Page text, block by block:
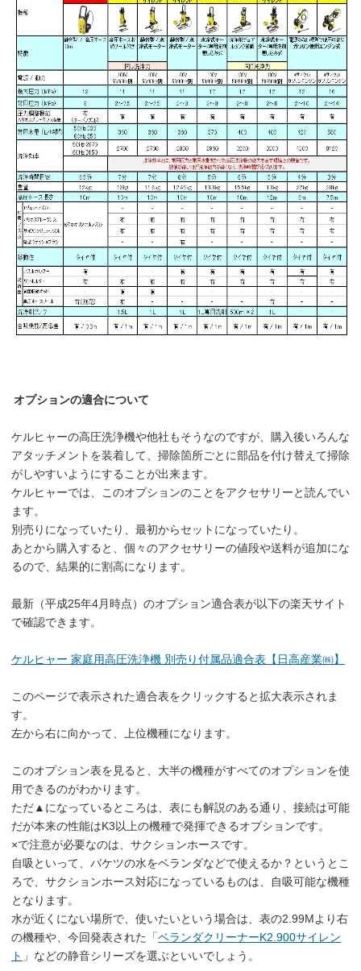
オプションの適合について
ケルヒャーの高圧洗浄機や他社もそうなのですが、購入後いろんな
アタッチメントを装着して、掃除箇所ごとに部品を付け替えて掃除
がしやすいようにすることが出来ます。
ケルヒャーでは、このオプションのことをアクセサリーと読んでい
ます。
別売りになっていたり、最初からセットになっていたり。
あとから購入すると、個々のアクセサリーの値段や送料が追加にな
るので、結果的に割高になります。
最新（平成25年4月時点）のオプション適合表が以下の楽天サイト
で確認できます。
ケルヒャー 家庭用高圧洗浄機 別売り付属品適合表【日高産業㈱】
このページで表示された適合表をクリックすると拡大表示されま
す。
左から右に向かって、上位機種になります。
このオプション表を見ると、大半の機種がすべてのオプションを使
用できるのがわかります。
ただ▲になっているところは、表にも解説のある通り、接続は可能
だが本来の性能はK3以上の機種で発揮できるオプションです。
×で注意が必要なのは、サクションホースです。
自吸といって、バケツの水をベランダなどで使えるか？というとこ
ろで、サクションホース対応になっているものは、自吸可能な機種
となります。
水が近くにない場所で、使いたいという場合は、表の2.99Mより右
の機種や、今回発表された「ベランダクリーナーK2.900サイレン
ト 」などの静音シリーズを選ぶといいでしょう。